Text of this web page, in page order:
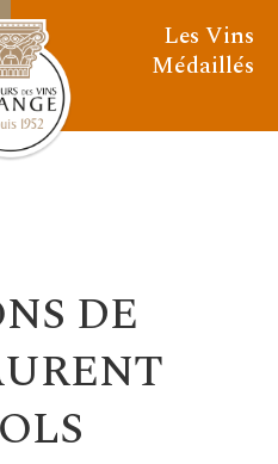
Les Vins
Médaillés
DE